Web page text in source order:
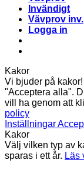
Invändigt
Vävprov inv.
Logga in
Kakor
Vi bjuder på
"Acceptera alla".
vill ha genom att
policy
Inställningar
Kakor
Välj vilken typ av
sparas i ett år. Läs